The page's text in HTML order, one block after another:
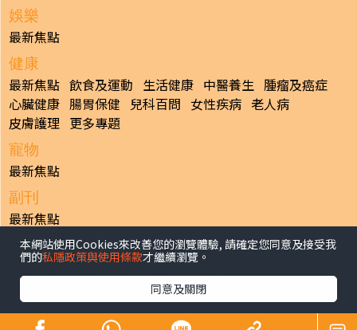
娛樂
最新焦點
健康
最新焦點 飲食及運動 生活健康 中醫養生 腫瘤及癌症
心臟健康 腸胃保健 兒科百問 女性疾病 老人病
皮膚護理 更多專題
寵物
最新焦點
副刊
最新焦點
日報
揭頁版 港聞 財經/地產 中國/國際
生活副刊
體育 專題/人物
香港經濟日報版權所有©2026
本網站使用Cookies來改善您的瀏覽體驗, 請確定您同意及接受我
們的私隱政策與使用條款才繼續瀏覽。
同意及關閉